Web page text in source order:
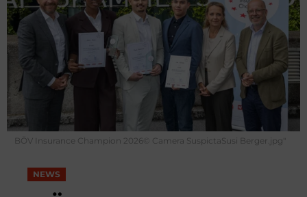
BÖV Insurance Champion 2026© Camera SuspictaSusi Berger.jpg"
NEWS